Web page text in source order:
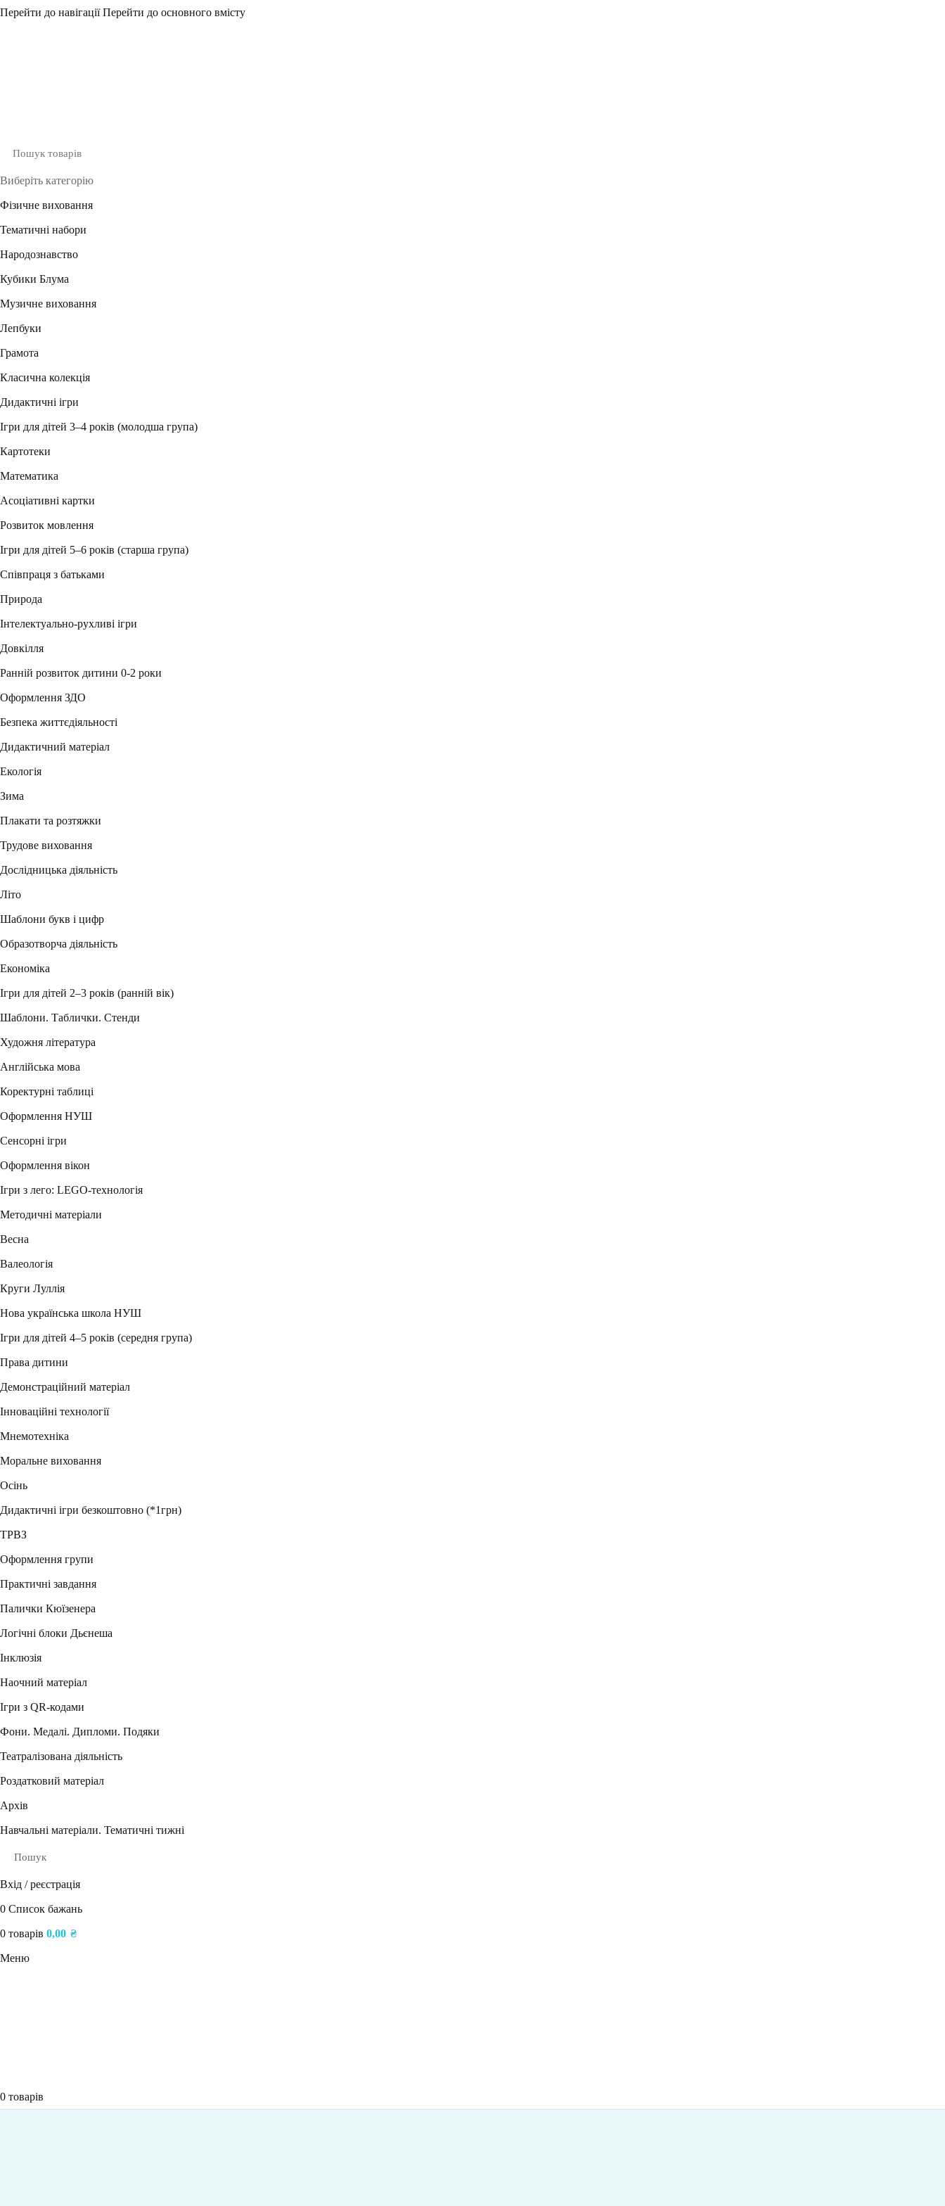
Перейти до навігаціїПерейти до основного вмісту
Виберіть категорію
Фізичне виховання
Тематичні набори
Народознавство
Кубики Блума
Музичне виховання
Лепбуки
Грамота
Класична колекція
Дидактичні ігри
Ігри для дітей 3–4 років (молодша група)
Картотеки
Математика
Асоціативні картки
Розвиток мовлення
Ігри для дітей 5–6 років (старша група)
Співпраця з батьками
Природа
Інтелектуально-рухливі ігри
Довкілля
Ранній розвиток дитини 0-2 роки
Оформлення ЗДО
Безпека життєдіяльності
Дидактичний матеріал
Екологія
Зима
Плакати та розтяжки
Трудове виховання
Дослідницька діяльність
Літо
Шаблони букв і цифр
Образотворча діяльність
Економіка
Ігри для дітей 2–3 років (ранній вік)
Шаблони. Таблички. Стенди
Художня література
Англійська мова
Коректурні таблиці
Оформлення НУШ
Сенсорні ігри
Оформлення вікон
Ігри з лего: LEGO-технологія
Методичні матеріали
Весна
Валеологія
Круги Луллія
Нова українська школа НУШ
Ігри для дітей 4–5 років (середня група)
Права дитини
Демонстраційний матеріал
Інноваційні технології
Мнемотехніка
Моральне виховання
Осінь
Дидактичні ігри безкоштовно (*1грн)
ТРВЗ
Оформлення групи
Практичні завдання
Палички Кюїзенера
Логічні блоки Дьєнеша
Інклюзія
Наочний матеріал
Ігри з QR-кодами
Фони. Медалі. Дипломи. Подяки
Театралізована діяльність
Роздатковий матеріал
Архів
Навчальні матеріали. Тематичні тижні
Пошук
Вхід / реєстрація
0 Список бажань
0 товарів 0,00 ₴
Меню
0 товарів